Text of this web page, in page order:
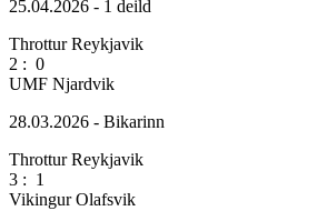
25.04.2026 - 1 deild
Throttur Reykjavik
2 : 0
UMF Njardvik
28.03.2026 - Bikarinn
Throttur Reykjavik
3 : 1
Vikingur Olafsvik